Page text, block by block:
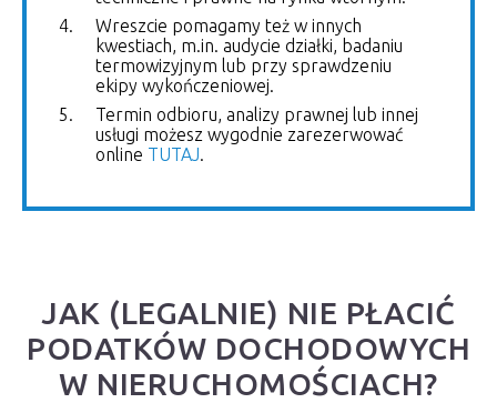
Wreszcie pomagamy też w innych
kwestiach, m.in. audycie działki, badaniu
termowizyjnym lub przy sprawdzeniu
ekipy wykończeniowej.
Termin odbioru, analizy prawnej lub innej
usługi możesz wygodnie zarezerwować
online TUTAJ
JAK (LEGALNIE) NIE PŁACIĆ
PODATKÓW DOCHODOWYCH
W NIERUCHOMOŚCIACH?